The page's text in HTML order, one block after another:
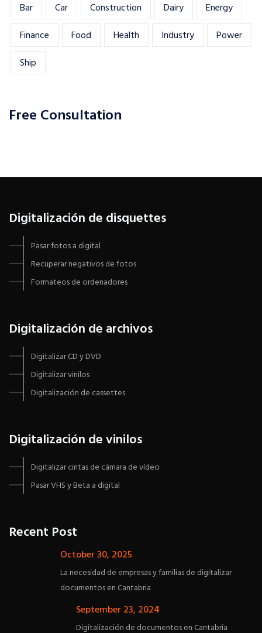
Bar Car Construction Dairy
Energy
Finance
Food Health Industry
Power
Ship
Free Consultation
Digitalización de disquettes
Pasar fotos a digital
Recuperar negativos de fotos
Formateos de ordenadores
Digitalización de archivos
Digitalizar CD y DVD
Digitalizar vinilos
Digitalización de cassettes
Digitalización de vinilos
Digitalizar cintas de cámara de vídeo
Pasar VHS y Beta a digital
Recent Post
October 30, 2025
La necesidad de empresas y familias de digitalizar
documentos en Cantabria
September 23, 2024
Digitalización de documentos en Cantabria